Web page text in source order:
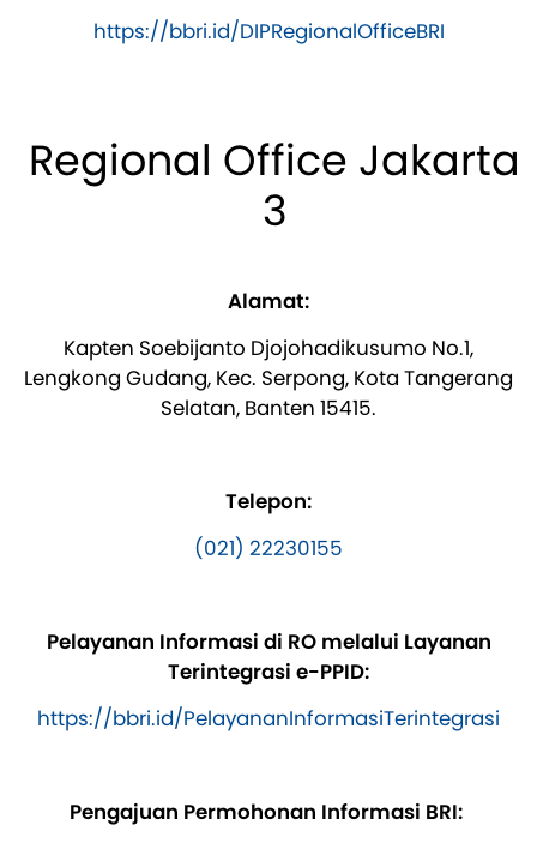
https://bbri.id/DIPRegionalOfficeBRI
Regional Office Jakarta
3
Alamat:
Kapten Soebijanto Djojohadikusumo No.1,
Lengkong Gudang, Kec. Serpong, Kota Tangerang
Selatan, Banten 15415.
Telepon:
(021) 22230155
Pelayanan Informasi di RO melalui Layanan
Terintegrasi e-PPID:
https://bbri.id/PelayananInformasiTerintegrasi
Pengajuan Permohonan Informasi BRI: